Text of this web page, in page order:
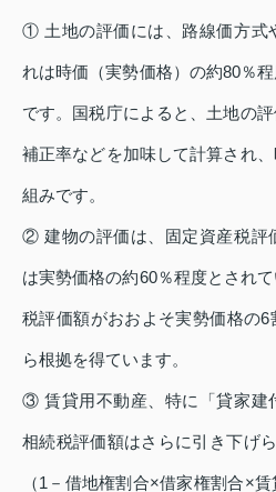
① 土地の評価には、路線価方式
れは時価（実勢価格）の約80％
です。国税庁によると、土地の
補正率などを加味して計算され
組みです。
② 建物の評価は、固定資産税評
は実勢価格の約60％程度とされ
税評価額がおおよそ実勢価格の
ら根拠を得ています。
③ 賃貸用不動産、特に「貸家建
相続税評価額はさらに引き下げ
（1－借地権割合×借家権割合×